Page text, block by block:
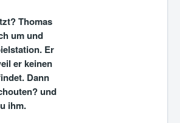
Thomas
um und
Er
er keinen
Dann
und
ihm.